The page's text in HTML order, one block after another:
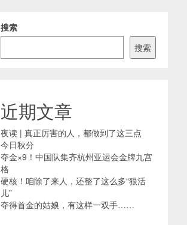
搜索
搜索
近期文章
夜读 | 真正厉害的人，都做到了这三点
今日秋分
夺金×9！中国队集齐杭州亚运会金牌九宫
格
硬核！咱除了来人，还整了这么多“狠活
儿”
夺得首金的姑娘，有这样一双手……